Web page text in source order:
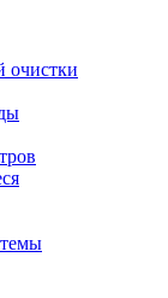
очистки